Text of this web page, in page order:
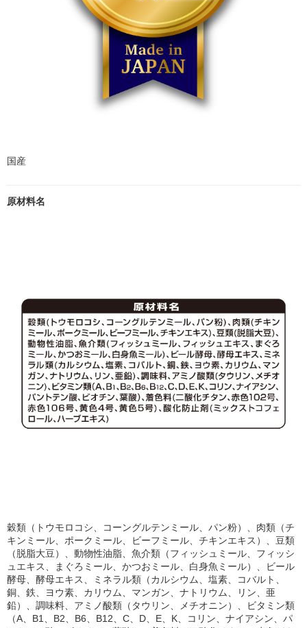
国産
原材料名
穀類（トウモロコシ、コーングルテンミール、パン粉）、肉類（チ
キンミール、ポークミール、ビーフミール、チキンエキス）、豆類
（脱脂大豆）、動物性油脂、魚介類（フィッシュミール、フィッシ
ュエキス、まぐろミール、かつおミール、白身魚ミール）、ビール
酵母、酵母エキス、ミネラル類（カルシウム、塩素、コバルト、
銅、鉄、ヨウ素、カリウム、マンガン、ナトリウム、リン、亜
鉛）、調味料、アミノ酸類（タウリン、メチオニン）、ビタミン類
（A、B1、B2、B6、B12、C、D、E、K、コリン、ナイアシン、パ